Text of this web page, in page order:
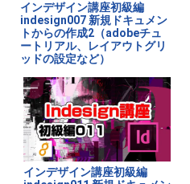
インデザイン講座初級編
indesign007 新規ドキュメン
トからの作成2（adobeチュ
ートリアル、レイアウトグリ
ッドの設定など）
インデザイン講座初級編